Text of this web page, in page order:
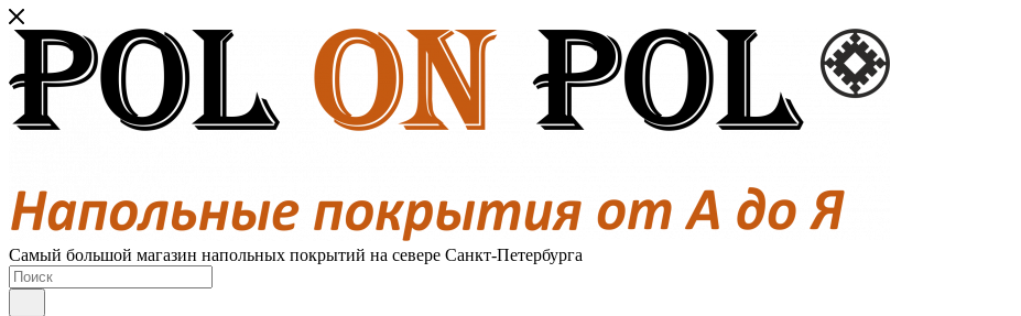
Самый большой магазин напольных покрытий на севере Санкт-Петербурга